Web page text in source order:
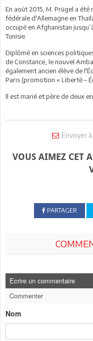
En août 2015, M. Prügel a
fédérale d'Allemagne en
occupé en Afghanistan
Tunisie.
Diplômé en sciences
de Constance, le nouvel
également ancien élève de
Paris (promotion « Liberté –
ll est marié et père de deux
Envoyer
VOUS AIMEZ CET
PARTAGER
Ecrire un commentaire
Commenter
Nom